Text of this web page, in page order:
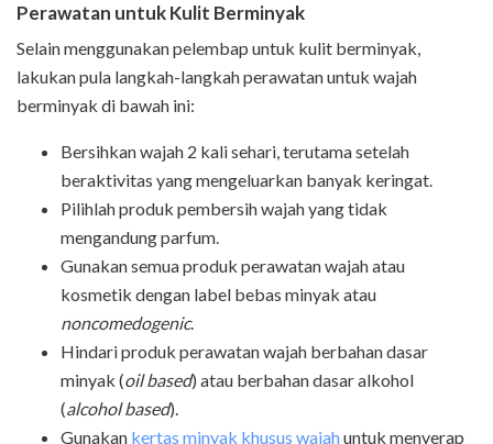
Perawatan untuk Kulit Berminyak
Selain menggunakan pelembap untuk kulit berminyak,
lakukan pula langkah-langkah perawatan untuk wajah
berminyak di bawah ini:
Bersihkan wajah 2 kali sehari, terutama setelah
beraktivitas yang mengeluarkan banyak keringat.
Pilihlah produk pembersih wajah yang tidak
mengandung parfum.
Gunakan semua produk perawatan wajah atau
kosmetik dengan label bebas minyak atau
noncomedogenic.
Hindari produk perawatan wajah berbahan dasar
minyak (oil based) atau berbahan dasar alkohol
(alcohol based).
Gunakan kertas minyak khusus wajahuntuk menyerap